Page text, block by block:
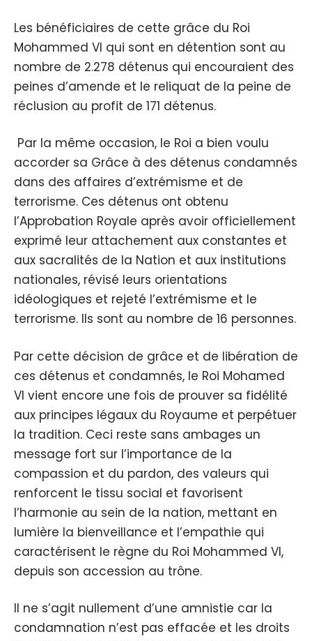
Les bénéficiaires de cette grâce du Roi
Mohammed VI qui sont en détention sont au
nombre de 2.278 détenus qui encouraient des
peines d’amende et le reliquat de la peine de
réclusion au profit de 171 détenus.
Par la même occasion, le Roi a bien voulu
accorder sa Grâce à des détenus condamnés
dans des affaires d’extrémisme et de
terrorisme. Ces détenus ont obtenu
l’Approbation Royale après avoir officiellement
exprimé leur attachement aux constantes et
aux sacralités de la Nation et aux institutions
nationales, révisé leurs orientations
idéologiques et rejeté l’extrémisme et le
terrorisme. Ils sont au nombre de 16 personnes.
Par cette décision de grâce et de libération de
ces détenus et condamnés, le Roi Mohamed
VI vient encore une fois de prouver sa fidélité
aux principes légaux du Royaume et perpétuer
la tradition. Ceci reste sans ambages un
message fort sur l’importance de la
compassion et du pardon, des valeurs qui
renforcent le tissu social et favorisent
l’harmonie au sein de la nation, mettant en
lumière la bienveillance et l’empathie qui
caractérisent le règne du Roi Mohammed VI,
depuis son accession au trône.
Il ne s’agit nullement d’une amnistie car la
condamnation n’est pas effacée et les droits